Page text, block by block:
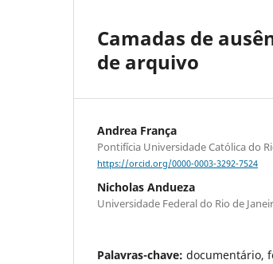
Camadas de
de arquivo
Andrea França
Pontifícia Universidade Católica do
https://orcid.org/0000-0003-3292-7524
Nicholas Andueza
Universidade Federal do Rio de
Palavras-chave: documentário,